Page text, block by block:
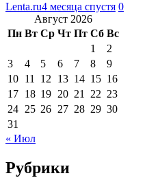
Lenta.ru4 месяца спустя 0
Август 2026
Пн Вт Ср Чт Пт Сб Вс
1
2
3
4 5 6 7 8
9
10 11 12 13 14 15 16
17 18 19 20 21 22 23
24 25 26 27 28 29 30
31
« Июл
Рубрики